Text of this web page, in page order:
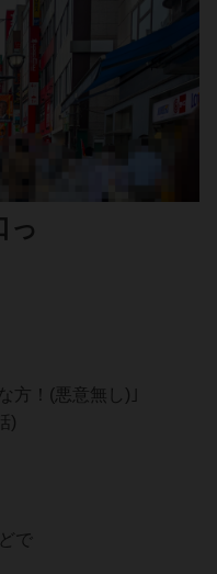
っ
！(悪意無し)｣
)
で